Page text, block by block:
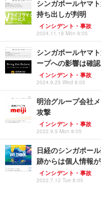
シンガポールヤマ
持ち出しが判明
インシデント・事故
2024.11.18 Mon 8:05
シンガポールヤマ
ープへの影響は確
インシデント・事故
2024.9.25 Wed 8:05
明治グループ会社
攻撃
インシデント・事故
2022.9.5 Mon 8:05
日経のシンガポー
跡からは個人情報
インシデント・事故
2022.7.12 Tue 8:05